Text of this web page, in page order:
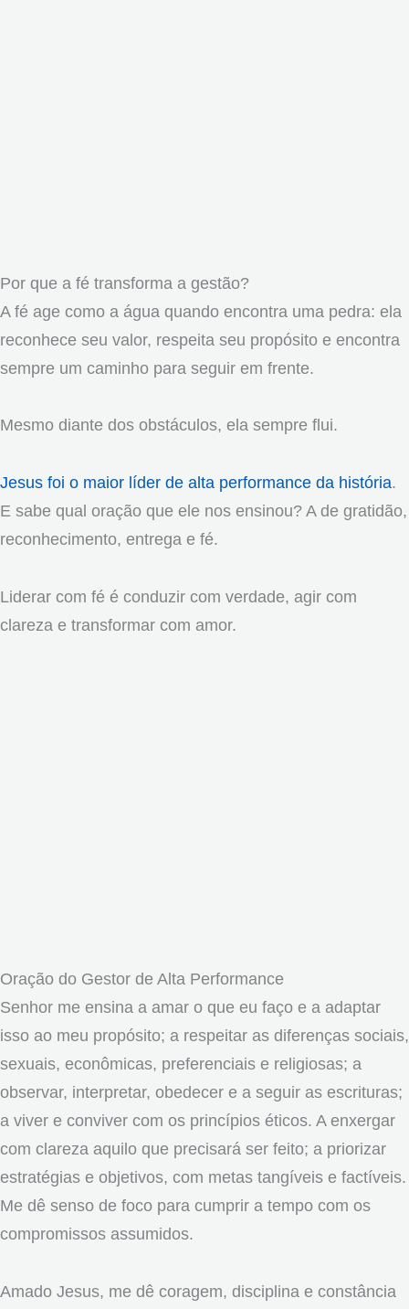
Por que a fé transforma a gestão?
A fé age como a água quando encontra uma pedra: ela
reconhece seu valor, respeita seu propósito e encontra
sempre um caminho para seguir em frente.
Mesmo diante dos obstáculos, ela sempre flui.
Jesus foi o maior líder de alta performance da história.
E sabe qual oração que ele nos ensinou? A de gratidão,
reconhecimento, entrega e fé.
Liderar com fé é conduzir com verdade, agir com
clareza e transformar com amor.
Oração do Gestor de Alta Performance
Senhor me ensina a amar o que eu faço e a adaptar
isso ao meu propósito; a respeitar as diferenças sociais,
sexuais, econômicas, preferenciais e religiosas; a
observar, interpretar, obedecer e a seguir as escrituras;
a viver e conviver com os princípios éticos. A enxergar
com clareza aquilo que precisará ser feito; a priorizar
estratégias e objetivos, com metas tangíveis e factíveis.
Me dê senso de foco para cumprir a tempo com os
compromissos assumidos.
Amado Jesus, me dê coragem, disciplina e constância